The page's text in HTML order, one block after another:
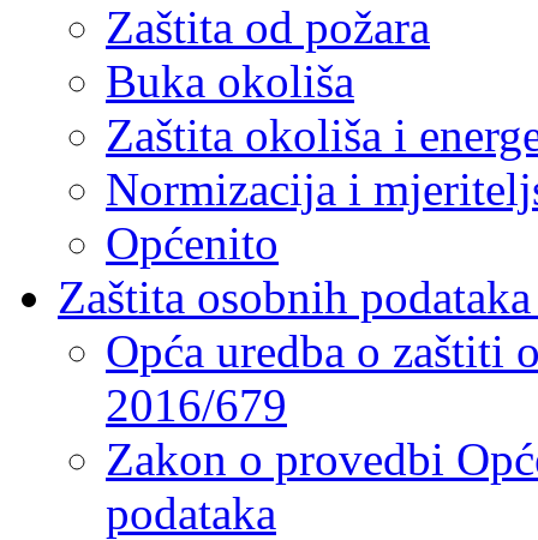
Zaštita od požara
Buka okoliša
Zaštita okoliša i
Normizacija i
Općenito
Zaštita osobnih
Opća uredba o zaštiti
2016/679
Zakon o provedbi
podataka